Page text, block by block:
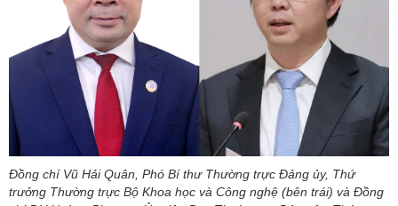
Đồng chí Vũ Hải Quân, Phó Bí thư Thường trực Đảng ủy, Thứ
trưởng Thường trực Bộ Khoa học và Công nghệ (bên trái) và Đồng